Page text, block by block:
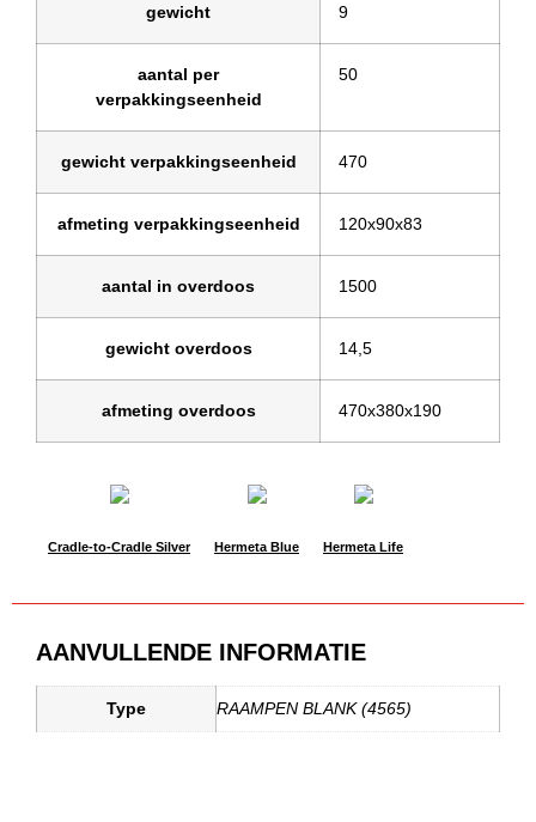
gewicht 9
aantal per
verpakkingseenheid
50
gewicht verpakkingseenheid 470
afmeting verpakkingseenheid 120x90x83
aantal in overdoos 1500
gewicht overdoos 14,5
afmeting overdoos 470x380x190
Cradle-to-Cradle Silver Hermeta Blue Hermeta Life
AANVULLENDE INFORMATIE
Type RAAMPEN BLANK (4565)